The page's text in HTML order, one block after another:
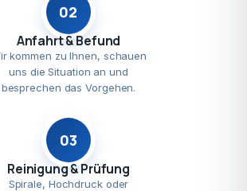
02
Anfahrt & Befund
kommen zu Ihnen, schauen
uns die Situation an und
besprechen das Vorgehen.
03
Reinigung & Prüfung
Spirale, Hochdruck oder